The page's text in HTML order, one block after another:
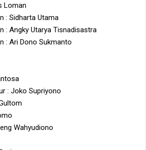
Loman
: Sidharta Utama
: Angky Utarya Tisnadisastra
: Ari Dono Sukmanto
: Joko Supriyono
Wahyudiono